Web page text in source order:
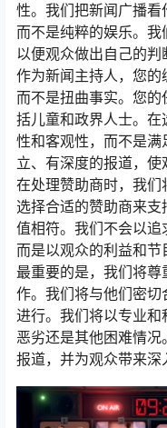
性。我们把新闻广播看
而不是纯粹的娱乐。我
以便观众做出自己的判
作为新闻主持人，您的
而不是扭曲事实。您
括儿童和政界人士。
性和客观性，而不是
立、有深度的报道，使
在处理赞助商时，我
选择合适的赞助商来
值相符。我们不会以追
而是以观众的利益和节
最重要的是，我们将
作。我们将与他们密切
进行。我们将以专业
恶劣还是其他困难情
报道，并为观众带来深